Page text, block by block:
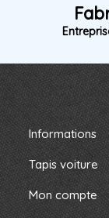
Informations
Tapis voiture
Mon compte